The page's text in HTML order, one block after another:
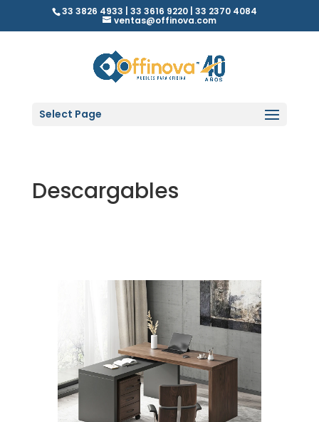
33 3826 4933 | 33 3616 9220 | 33 2370 4084
ventas@offinova.com
Select Page
Descargables